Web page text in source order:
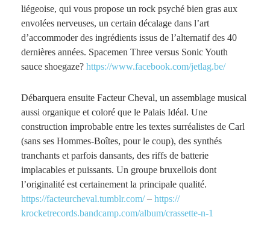
liégeoise, qui vous propose un rock psyché bien gras aux
envolées nerveuses, un certain décalage dans l’art
d’accommoder des ingrédients issus de l’alternatif des 40
dernières années. Spacemen Three versus Sonic Youth
sauce shoegaze? https://www.facebook.com/jetlag.be/
Débarquera ensuite Facteur Cheval, un assemblage musical
aussi organique et coloré que le Palais Idéal. Une
construction improbable entre les textes surréalistes de Carl
(sans ses Hommes-Boîtes, pour le coup), des synthés
tranchants et parfois dansants, des riffs de batterie
implacables et puissants. Un groupe bruxellois dont
l’originalité est certainement la principale qualité.
https://facteurcheval.tumblr.com/– https://
krocketrecords.bandcamp.com/album/crassette-n-1